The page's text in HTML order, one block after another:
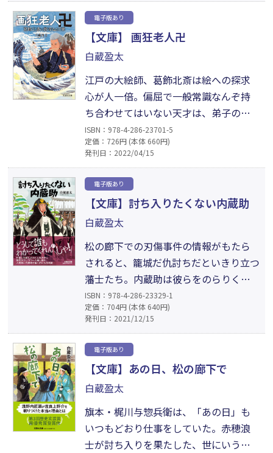
り込んでいく弟の義経を横目に、兄へ
の報告を怠らず、兵糧を気にする自分
の、なんと情けないことか。頼朝と義
経、二人の天才に挟まれた平凡な男、
源範頼の生きる道。
電子版あり
【文庫】 画狂老人卍
白蔵盈太
江戸の大絵師、葛飾北斎は絵への探求
心が人一倍。偏屈で一般常識なんぞ持
ち合わせてはいない天才は、弟子の常
次郎をいつも困らせている。猫を探
せ、鼠を捕まえろなど、無理難題の毎日
だ。しかし「絵が好き」という共通点
があるからこそ、師匠はぶっきらぼう
でも弟子の成長を見守り、弟子も怒りな
がらも尊敬の眼差しを送る。そんな愛
あるおかしな日常を、軽妙な筆致で生
き生きと描く。
ISBN：978-4-286-23701-5
定価：726円 (本体 660円)
発刊日：2022/04/15
電子版あり
【文庫】討ち入りたくない内蔵助
白蔵盈太
松の廊下での刃傷事件の情報がもたら
されると、籠城だ仇討ちだといきり立つ
藩士たち。内蔵助は彼らをのらりくら
りとかわしながら、「藩士どもを殺し
てたまるか！」とお家再興に向け画策
四面楚歌。やってられるか、こんなこ
と！ 筆頭家老の責任なんて投げ出せた
ら楽になれるのに……。既存のイメー
ジを覆す、人間・内蔵助を等身大で描く
新たな忠臣蔵。
ISBN：978-4-286-23329-1
定価：704円 (本体 640円)
発刊日：2021/12/15
電子版あり
【文庫】あの日、松の廊下で
白蔵盈太
旗本・梶川与惣兵衛は、「あの日」も
いつもどおり仕事をしていた。赤穂浪
士が討ち入りを果たした、世にいう